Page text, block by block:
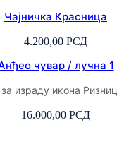
Чајничка Красница
4.200,00 РСД
чувар / лучна 1
израду икона
16.000,00 РСД